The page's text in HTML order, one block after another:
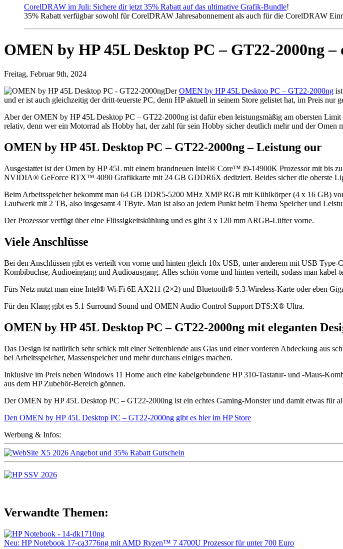
CorelDRAW im Juli: Sichere dir jetzt 35% Rabatt auf das ultimative Grafik-Bundle!
35% Rabatt verfügbar sowohl für CorelDRAW Jahresabonnement als auch für die CorelDRAW
OMEN by HP 45L Desktop PC – GT22-2000ng
Freitag, Februar 9th, 2024
DerOMEN by HP 45L Desktop PC – GT22-2000ng
und er ist auch gleichzeitig der dritt-teuerste PC, denn HP aktuell in seinem Store gelistet hat, im Preis nur
Aber der OMEN by HP 45L Desktop PC – GT22-2000ng ist dafür eben leistungsmäßig am obersten
relativ, denn wer ein Motorrad als Hobby hat, der zahl für sein Hobby sicher deutlich mehr und der Omen
OMEN by HP 45L Desktop PC – GT22-2000ng – Leistung our
Ausgestattet ist der Omen by HP 45L mit einem brandneuen Intel® Core™ i9-14900K Prozessor mit bis
NVIDIA® GeForce RTX™ 4090 Grafikkarte mit 24 GB GDDR6X dediziert. Beides sicher die oberste
Beim Arbeitsspeicher bekommt man 64 GB DDR5-5200 MHz XMP RGB mit Kühlkörper (4 x 16 GB)
Laufwerk mit 2 TB, also insgesamt 4 TByte. Man ist also an jedem Punkt beim Thema Speicher und
Der Prozessor verfügt über eine Flüssigkeitskühlung und es gibt 3 x 120 mm ARGB-Lüfter vorne.
Viele Anschlüsse
Bei den Anschlüssen gibt es verteilt von vorne und hinten gleich 10x USB, unter anderem mit USB
Kombibuchse, Audioeingang und Audioausgang. Alles schön vorne und hinten verteilt, sodass man
Fürs Netz nutzt man eine Intel® Wi-Fi 6E AX211 (2×2) und Bluetooth® 5.3-Wireless-Karte oder eben
Für den Klang gibt es 5.1 Surround Sound und OMEN Audio Control Support DTS:X® Ultra.
OMEN by HP 45L Desktop PC – GT22-2000ng mit eleganten
Das Design ist natürlich sehr schick mit einer Seitenblende aus Glas und einer vorderen Abdeckung aus
bei Arbeitsspeicher, Massenspeicher und mehr durchaus einiges machen.
Inklusive im Preis neben Windows 11 Home auch eine kabelgebundene HP 310-Tastatur- und -Maus-
aus dem HP Zubehör-Bereich gönnen.
Der OMEN by HP 45L Desktop PC – GT22-2000ng ist ein echtes Gaming-Monster und damit etwas für
Den OMEN by HP 45L Desktop PC – GT22-2000ng gibt es hier im HP Store
Werbung & Infos:
Verwandte Themen:
Neu: HP Notebook 17-ca3776ng mit AMD Ryzen™ 7 4700U Prozessor für unter 700 Euro